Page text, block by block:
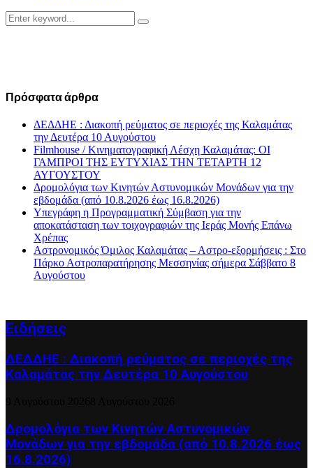
Search
for:
Search
Πρόσφατα άρθρα
ΔΕΔΔΗΕ : Διακοπή ρεύματος σε περιοχές της Καλαμάτας
την Δευτέρα 10 Αυγούστου
Filmhouse / Κινηματογραφική Λέσχη Καλαμάτας: ΟΙ
ΓΑΜΠΡΟΙ ΤΗΣ ΕΥΤΥΧΙΑΣ ΤΗΝ ΤΕΤΑΡΤΗ 12
ΑΥΓΟΥΣΤΟΥ
Δρομολόγια των Κινητών Αστυνομικών Μονάδων για την
εβδομάδα (από 10.8.2026 έως 16.8.2026)
Υπεγράφη η Προγραμματική Σύμβαση για την
αποκατάσταση των τοιχογραφιών της Ιεράς Μονής Επάνω
Χρέπας
Αστρονομικός Όμιλος Καλαμάτας – Αστρο-εξορμήσεις : Στο
Πάρκο Αστροπαρατήρησης Μεσσηνίας σήμερα Σάββατο 8
Αυγούστου
Ειδήσεις
ΔΕΔΔΗΕ : Διακοπή ρεύματος σε περιοχές της
Καλαμάτας την Δευτέρα 10 Αυγούστου
Δρομολόγια των Κινητών Αστυνομικών
Μονάδων για την εβδομάδα (από 10.8.2026 έως
16.8.2026)